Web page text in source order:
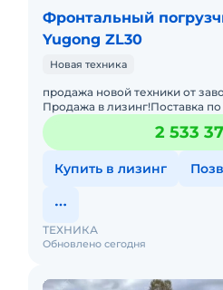
Фронтальный
Yugong ZL30
Новая техника
продажа новой техники от
Продажа в лизинг!Поставка
Фронтальный погрузчик
усовершенствованная2 533
Купить в лизинг
Обновлено сегодня
ТЕХНИКА